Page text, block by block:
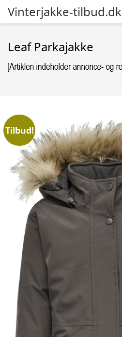
Vinterjakke-tilbud.dk
Leaf Parkajakke
Tilbud!